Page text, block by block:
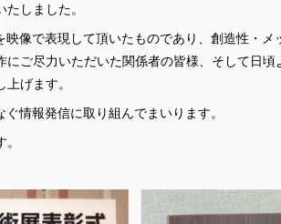
しました。
像で表現して頂いたものであり、創造性・メ
ご尽力いただいた関係者の皆様、そして日頃
げます。
情報発信に取り組んでまいります。